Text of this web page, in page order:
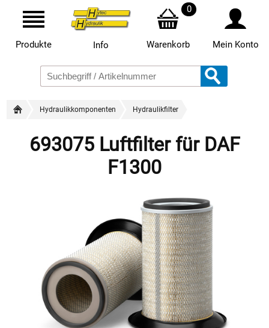
Produkte Info
0
Warenkorb Mein Konto
Hydraulikkomponenten Hydraulikfilter
693075 Luftfilter für DAF
F1300